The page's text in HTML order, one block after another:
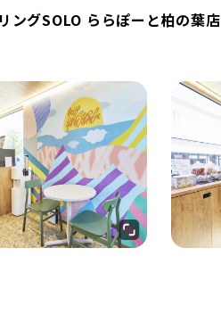
ングSOLO ららぽーと柏の葉店